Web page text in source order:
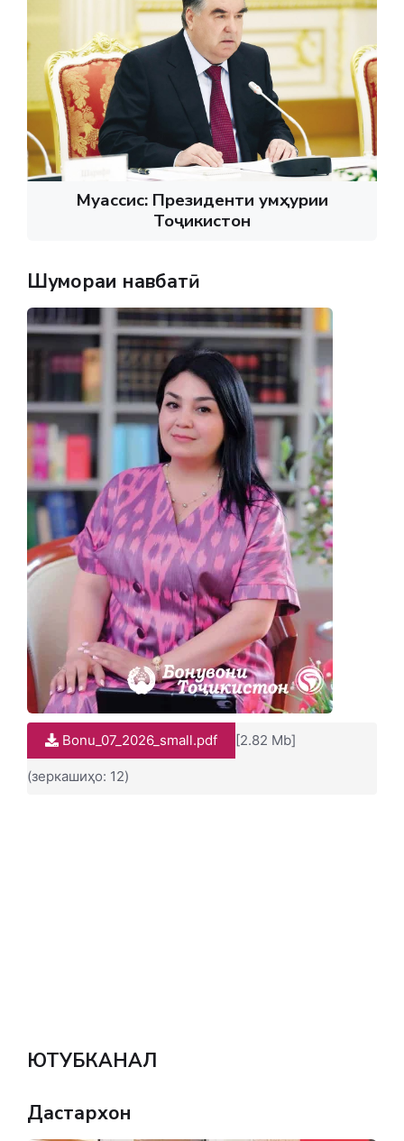
Муассис: Президенти Ҷумҳурии
Тоҷикистон
Шумораи навбатӣ
Bonu_07_2026_small.pdf [2.82 Mb]
(зеркашиҳо: 12)
ЮТУБКАНАЛ
Дастархон